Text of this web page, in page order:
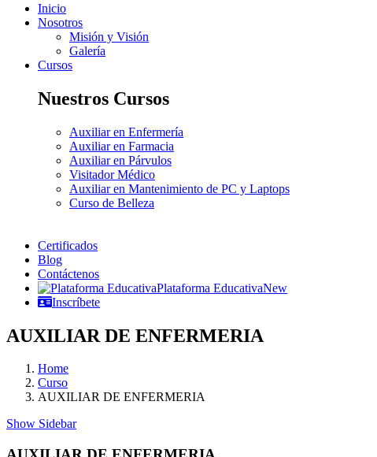
Inicio
Nosotros
Misión y Visión
Galería
Cursos
Nuestros Cursos
Auxiliar en Enfermería
Auxiliar en Farmacia
Auxiliar en Párvulos
Visitador Médico
Auxiliar en Mantenimiento de PC y Laptops
Curso de Belleza
Certificados
Blog
Contáctenos
Plataforma EducativaNew
Inscríbete
AUXILIAR DE ENFERMERIA
Home
Curso
AUXILIAR DE ENFERMERIA
Show Sidebar